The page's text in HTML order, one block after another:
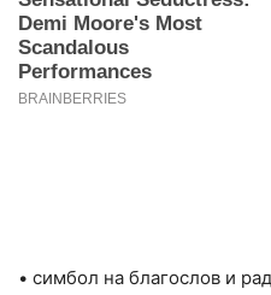
• симбол на благослов и